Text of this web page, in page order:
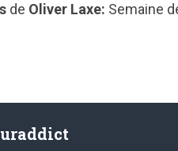
de Oliver Laxe: Semaine